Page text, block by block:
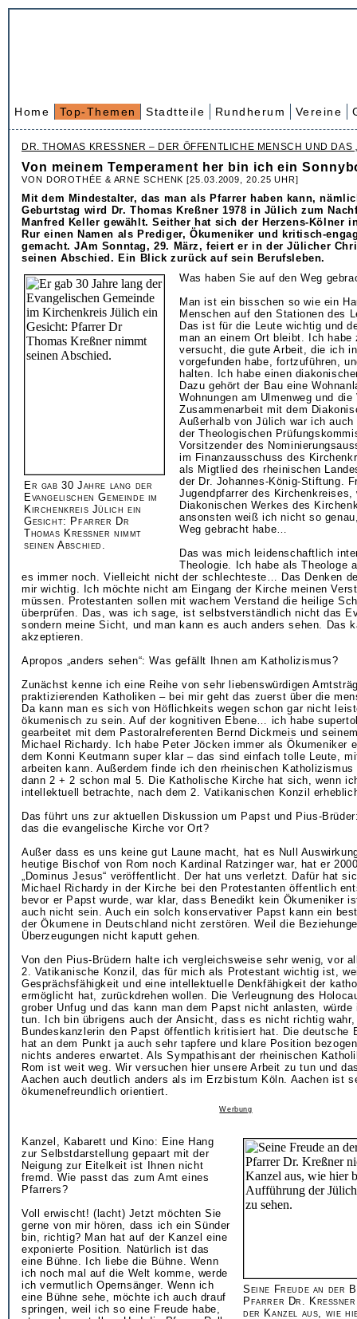
Home Top-Themen Stadtteile Rundherum Vereine
DR. THOMAS KRESSNER – DER ÖFFENTLICHE MENSCH UND DAS
Von meinem Temperament her bin ich ein
VON DOROTHÉE & ARNE SCHENK [25.03.2009, 20.25 UHR]
Mit dem Mindestalter, das man als Pfarrer haben kann,
Geburtstag wird Dr. Thomas Kreßner 1978 in Jülich zum
Manfred Keller gewählt. Seither hat sich der Herzens-Kölner
Rur einen Namen als Prediger, Ökumeniker und kritisch-
gemacht. JAm Sonntag, 29. März, feiert er in der Jülicher
seinen Abschied. Ein Blick zurück auf sein Berufsleben.
Er gab 30 Jahre lang der
Evangelischen Gemeinde im
Kirchenkreis Jülich ein
Gesicht: Pfarrer Dr
Thomas Kreßner nimmt
seinen Abschied.
Was haben Sie auf den Weg
Man ist ein bisschen so wie ein
Menschen auf den Stationen des
Das ist für die Leute wichtig und
man an einem Ort bleibt. Ich habe
versucht, die gute Arbeit, die ich
vorgefunden habe, fortzuführen,
halten. Ich habe einen
Dazu gehört der Bau eine
Wohnungen am Ulmenweg und die
Zusammenarbeit mit dem
Außerhalb von Jülich war ich
der Theologischen
Vorsitzender des
im Finanzausschuss des
als Migtlied des rheinischen
der Dr. Johannes-König-Stiftung.
Jugendpfarrer des Kirchenkreises,
Diakonischen Werkes des
ansonsten weiß ich nicht so
Weg gebracht habe…
Das was mich leidenschaftlich
Theologie. Ich habe als Theologe
es immer noch. Vielleicht nicht der schlechteste… Das Denken
mir wichtig. Ich möchte nicht am Eingang der Kirche meinen
müssen. Protestanten sollen mit wachem Verstand die heilige
überprüfen. Das, was ich sage, ist selbstverständlich nicht das
sondern meine Sicht, und man kann es auch anders sehen. Das
akzeptieren.
Apropos „anders sehen“: Was gefällt Ihnen am Katholizismus?
Zunächst kenne ich eine Reihe von sehr liebenswürdigen
praktizierenden Katholiken – bei mir geht das zuerst über die
Da kann man es sich von Höflichkeits wegen schon gar nicht
ökumenisch zu sein. Auf der kognitiven Ebene… ich habe
gearbeitet mit dem Pastoralreferenten Bernd Dickmeis und
Michael Richardy. Ich habe Peter Jöcken immer als Ökumeniker
dem Konni Keutmann super klar – das sind einfach tolle Leute,
arbeiten kann. Außerdem finde ich den rheinischen
dann 2 + 2 schon mal 5. Die Katholische Kirche hat sich, wenn
intellektuell betrachte, nach dem 2. Vatikanischen Konzil
Das führt uns zur aktuellen Diskussion um Papst und Pius-
das die evangelische Kirche vor Ort?
Außer dass es uns keine gut Laune macht, hat es Null
heutige Bischof von Rom noch Kardinal Ratzinger war, hat er
„Dominus Jesus“ veröffentlicht. Der hat uns verletzt. Dafür hat
Michael Richardy in der Kirche bei den Protestanten öffentlich
bevor er Papst wurde, war klar, dass Benedikt kein Ökumeniker
auch nicht sein. Auch ein solch konservativer Papst kann ein
der Ökumene in Deutschland nicht zerstören. Weil die
Überzeugungen nicht kaputt gehen.
Von den Pius-Brüdern halte ich vergleichsweise sehr wenig, vor
2. Vatikanische Konzil, das für mich als Protestant wichtig ist,
Gesprächsfähigkeit und eine intellektuelle Denkfähigkeit der
ermöglicht hat, zurückdrehen wollen. Die Verleugnung des
grober Unfug und das kann man dem Papst nicht anlasten,
tun. Ich bin übrigens auch der Ansicht, dass es nicht richtig
Bundeskanzlerin den Papst öffentlich kritisiert hat. Die deutsche
hat an dem Punkt ja auch sehr tapfere und klare Position
nichts anderes erwartet. Als Sympathisant der rheinischen
Rom ist weit weg. Wir versuchen hier unsere Arbeit zu tun und
Aachen auch deutlich anders als im Erzbistum Köln. Aachen ist
ökumenefreundlich orientiert.
Werbung
Seine Freude an der
Pfarrer Dr.
der Kanzel aus, wie
Kanzel, Kabarett und Kino: Eine Hang
zur Selbstdarstellung gepaart mit der
Neigung zur Eitelkeit ist Ihnen nicht
fremd. Wie passt das zum Amt eines
Pfarrers?
Voll erwischt! (lacht) Jetzt möchten Sie
gerne von mir hören, dass ich ein Sünder
bin, richtig? Man hat auf der Kanzel eine
exponierte Position. Natürlich ist das
eine Bühne. Ich liebe die Bühne. Wenn
ich noch mal auf die Welt komme, werde
ich vermutlich Opernsänger. Wenn ich
eine Bühne sehe, möchte ich auch drauf
springen, weil ich so eine Freude habe,